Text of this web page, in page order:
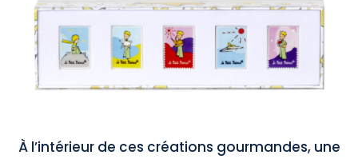
À l’intérieur de ces créations gourmandes, une